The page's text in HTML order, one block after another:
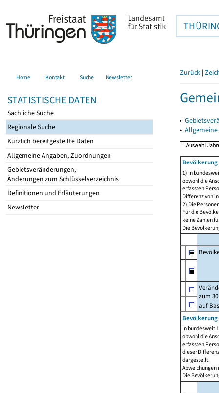
Home Kontakt Suche Newsletter
STATISTISCHE DATEN
Sachliche Suche
Regionale Suche
Kürzlich bereitgestellte Daten
Allgemeine Angaben, Zuordnungen
Gebietsveränderungen,
Änderungen zum Schlüsselverzeichnis
Definitionen und Erläuterungen
Newsletter
Zurück |
▸
▸
1) In
obwohl die
erfassten
Differenz von
2) Die
Für die
keine Zahlen
Die
zum
auf
Bevölkerung
In bundesweit
obwohl die
erfassten
dieser
dargestellt.
Abweichungen
Die